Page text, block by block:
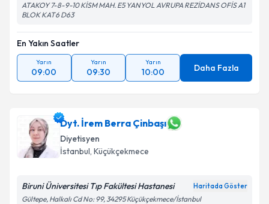
ATAKOY 7-8-9-10 KİSM MAH. E5 YANYOL AVRUPA REZİDANS OFİS A1
BLOK KAT6 D63
En Yakın Saatler
Yarın
09:00
Yarın
09:30
Yarın
10:00 Daha Fazla
Dyt. İrem Berra Çinbaşı
Diyetisyen
İstanbul, Küçükçekmece
Biruni Üniversitesi Tıp Fakültesi Hastanesi Haritada Göster
Gültepe, Halkalı Cd No: 99, 34295 Küçükçekmece/İstanbul